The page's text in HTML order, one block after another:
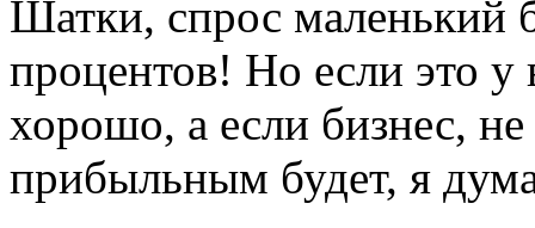
Шатки, спрос маленький
процентов! Но если это у
хорошо, а если бизнес,
прибыльным будет, я